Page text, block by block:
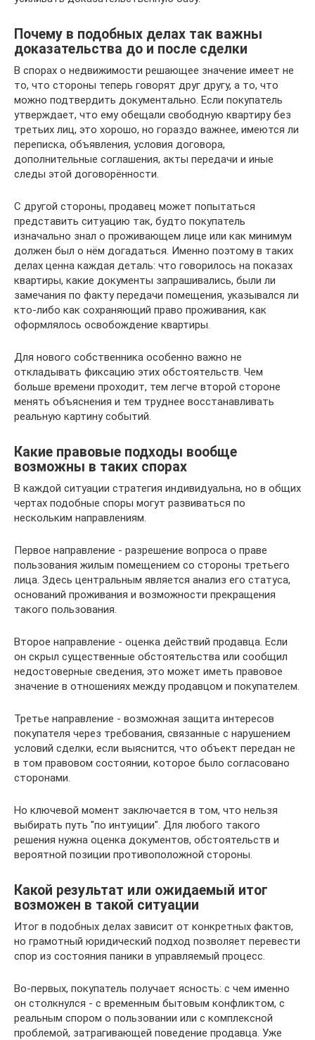
Почему в подобных делах так важны
доказательства до и после сделки
В спорах о недвижимости решающее значение имеет не
то, что стороны теперь говорят друг другу, а то, что
можно подтвердить документально. Если покупатель
утверждает, что ему обещали свободную квартиру без
третьих лиц, это хорошо, но гораздо важнее, имеются ли
переписка, объявления, условия договора,
дополнительные соглашения, акты передачи и иные
следы этой договорённости.
С другой стороны, продавец может попытаться
представить ситуацию так, будто покупатель
изначально знал о проживающем лице или как минимум
должен был о нём догадаться. Именно поэтому в таких
делах ценна каждая деталь: что говорилось на показах
квартиры, какие документы запрашивались, были ли
замечания по факту передачи помещения, указывался ли
кто-либо как сохраняющий право проживания, как
оформлялось освобождение квартиры.
Для нового собственника особенно важно не
откладывать фиксацию этих обстоятельств. Чем
больше времени проходит, тем легче второй стороне
менять объяснения и тем труднее восстанавливать
реальную картину событий.
Какие правовые подходы вообще
возможны в таких спорах
В каждой ситуации стратегия индивидуальна, но в общих
чертах подобные споры могут развиваться по
нескольким направлениям.
Первое направление - разрешение вопроса о праве
пользования жилым помещением со стороны третьего
лица. Здесь центральным является анализ его статуса,
оснований проживания и возможности прекращения
такого пользования.
Второе направление - оценка действий продавца. Если
он скрыл существенные обстоятельства или сообщил
недостоверные сведения, это может иметь правовое
значение в отношениях между продавцом и покупателем.
Третье направление - возможная защита интересов
покупателя через требования, связанные с нарушением
условий сделки, если выяснится, что объект передан не
в том правовом состоянии, которое было согласовано
сторонами.
Но ключевой момент заключается в том, что нельзя
выбирать путь "по интуиции". Для любого такого
решения нужна оценка документов, обстоятельств и
вероятной позиции противоположной стороны.
Какой результат или ожидаемый итог
возможен в такой ситуации
Итог в подобных делах зависит от конкретных фактов,
но грамотный юридический подход позволяет перевести
спор из состояния паники в управляемый процесс.
Во-первых, покупатель получает ясность: с чем именно
он столкнулся - с временным бытовым конфликтом, с
реальным спором о пользовании или с комплексной
проблемой, затрагивающей поведение продавца. Уже